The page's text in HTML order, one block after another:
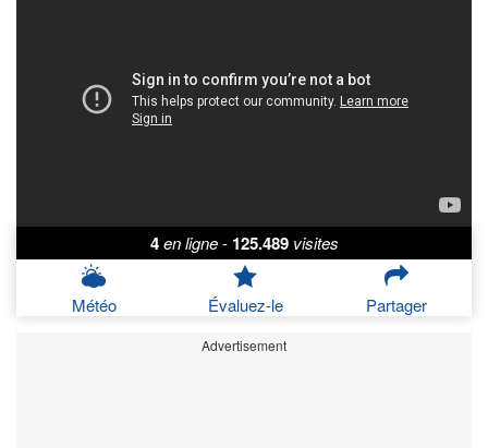
4 en ligne - 125.489 visites
Météo Évaluez-le Partager
Advertisement